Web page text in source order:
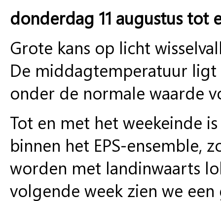
donderdag 11 augustus tot
Grote kans op licht
De middagtemperatuur
onder de normale waarde
Tot en met het weekeinde
binnen het EPS-ensemble,
worden met landinwaarts
volgende week zien we